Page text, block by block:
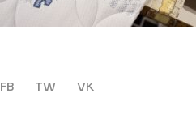
FB TW VK